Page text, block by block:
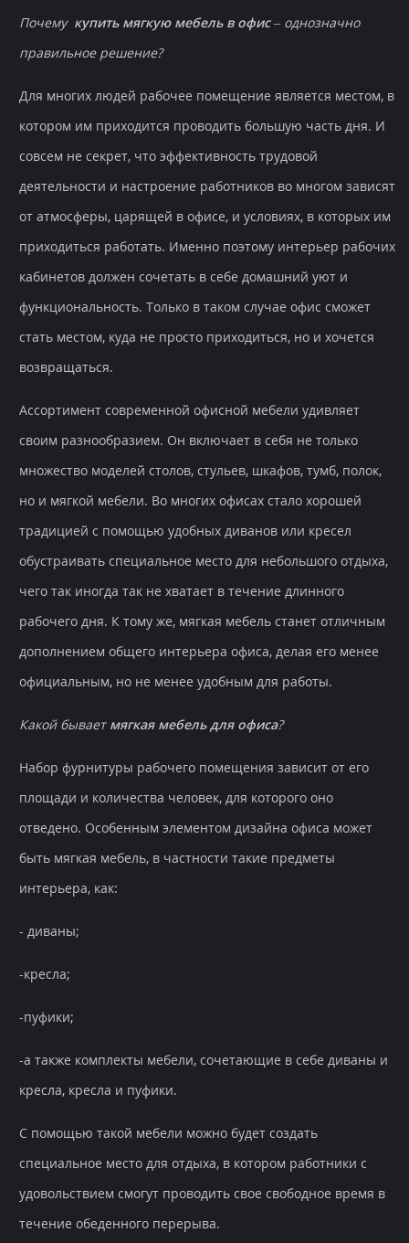
Почему купить мягкую мебель в офис– однозначно
правильное решение?
Для многих людей рабочее помещение является местом, в
котором им приходится проводить большую часть дня. И
совсем не секрет, что эффективность трудовой
деятельности и настроение работников во многом зависят
от атмосферы, царящей в офисе, и условиях, в которых им
приходиться работать. Именно поэтому интерьер рабочих
кабинетов должен сочетать в себе домашний уют и
функциональность. Только в таком случае офис сможет
стать местом, куда не просто приходиться, но и хочется
возвращаться.
Ассортимент современной офисной мебели удивляет
своим разнообразием. Он включает в себя не только
множество моделей столов, стульев, шкафов, тумб, полок,
но и мягкой мебели. Во многих офисах стало хорошей
традицией с помощью удобных диванов или кресел
обустраивать специальное место для небольшого отдыха,
чего так иногда так не хватает в течение длинного
рабочего дня. К тому же, мягкая мебель станет отличным
дополнением общего интерьера офиса, делая его менее
официальным, но не менее удобным для работы.
Какой бывает мягкая мебель для офиса?
Набор фурнитуры рабочего помещения зависит от его
площади и количества человек, для которого оно
отведено. Особенным элементом дизайна офиса может
быть мягкая мебель, в частности такие предметы
интерьера, как:
- диваны;
-кресла;
-пуфики;
-а также комплекты мебели, сочетающие в себе диваны и
кресла, кресла и пуфики.
С помощью такой мебели можно будет создать
специальное место для отдыха, в котором работники с
удовольствием смогут проводить свое свободное время в
течение обеденного перерыва.